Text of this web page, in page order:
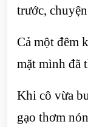
trước,
Cả một đêm
mặt mình đã
Khi cô vừa
gạo thơm